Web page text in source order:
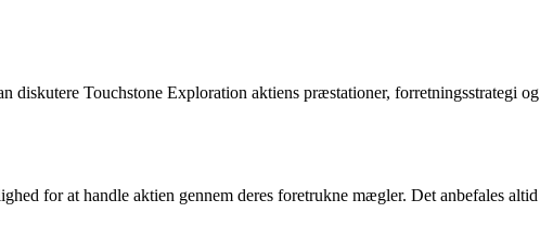
Touchstone Exploration aktiens præstationer, forretningsstrategi
for at handle aktien gennem deres foretrukne mægler. Det anbefales